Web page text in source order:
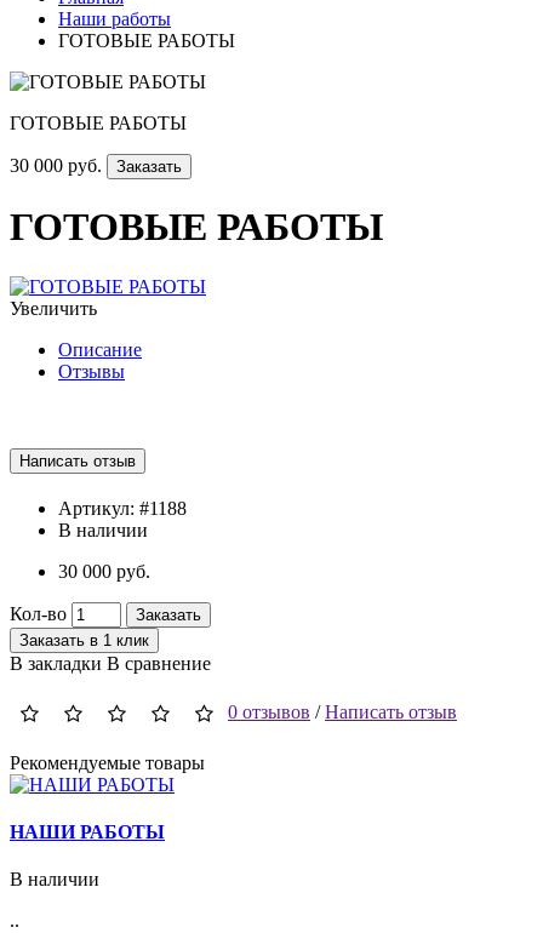
Наши работы
ГОТОВЫЕ РАБОТЫ
ГОТОВЫЕ РАБОТЫ
30 000 руб. Заказать
ГОТОВЫЕ РАБОТЫ
Увеличить
Описание
Отзывы
Артикул: #1188
В наличии
30 000 руб.
Кол-во
Заказать
Заказать в 1 клик
В закладки В сравнение
0 отзывов /Написать отзыв
Рекомендуемые товары
НАШИ РАБОТЫ
В наличии
..